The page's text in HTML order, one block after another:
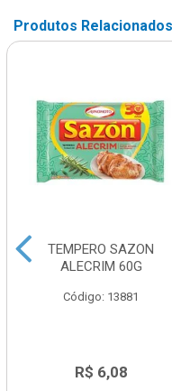
Produtos Relacionados
TEMPERO SAZON
ALECRIM 60G
Código: 13881
R$ 6,08